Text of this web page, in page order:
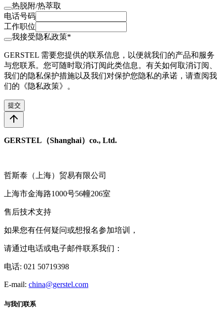
热脱附/热萃取
电话号码
工作职位
我接受隐私政策*
GERSTEL 需要您提供的联系信息，以便就我们的产品和服务
与您联系。您可随时取消订阅此类信息。有关如何取消订阅、
我们的隐私保护措施以及我们对保护您隐私的承诺，请查阅我
们的《隐私政策》。
提交
GERSTEL（Shanghai）co., Ltd.
哲斯泰（上海）贸易有限公司
上海市金海路1000号56幢206室
售后技术支持
如果您有任何疑问或想报名参加培训，
请通过电话或电子邮件联系我们：
电话: 021 50719398
E-mail: china@gerstel.com
与我们联系